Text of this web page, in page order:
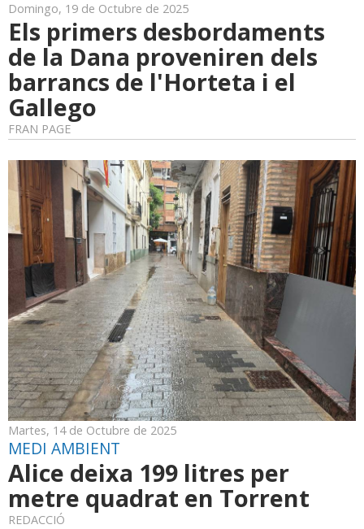
Domingo, 19 de Octubre de 2025
Els primers desbordaments
de la Dana proveniren dels
barrancs de l'Horteta i el
Gallego
FRAN PAGE
Martes, 14 de Octubre de 2025
MEDI AMBIENT
Alice deixa 199 litres per
metre quadrat en Torrent
REDACCIÓ